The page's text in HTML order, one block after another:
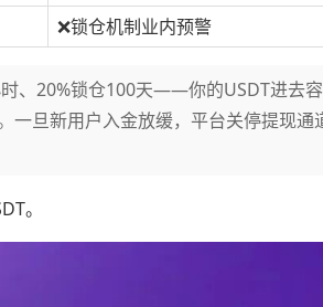
❌锁仓机制业内预警
、20%锁仓100天——你的USDT进去
一旦新用户入金放缓，平台关停提现
。